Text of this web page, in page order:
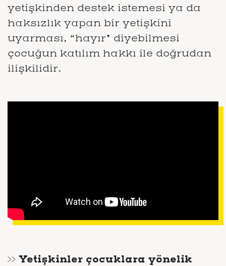
yetişkinden destek istemesi ya da
haksızlık yapan bir yetişkini
uyarması, “hayır” diyebilmesi
çocuğun katılım hakkı ile doğrudan
ilişkilidir.
>> Yetişkinler çocuklara yönelik